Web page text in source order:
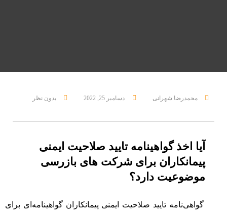
محمدرضا شهرانی دسامبر 25, 2022 بدون نظر
آیا اخذ گواهینامه تایید صلاحیت ایمنی
پیمانکاران برای شرکت های بازرسی
موضوعیت دارد؟
گواهی‌نامه تایید صلاحیت ایمنی پیمانکاران گواهینامه‌ای برای